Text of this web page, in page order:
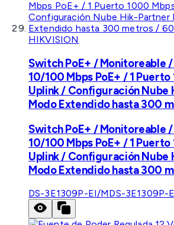
HIKVISION
Switch PoE+ / Monitoreable
10/100 Mbps PoE+ / 1
Uplink / Configuración Nube
Modo Extendido hasta 300
Switch PoE+ / Monitoreable
10/100 Mbps PoE+ / 1
Uplink / Configuración Nube
Modo Extendido hasta 300
DS-3E1309P-EI/MDS-3E1309P-